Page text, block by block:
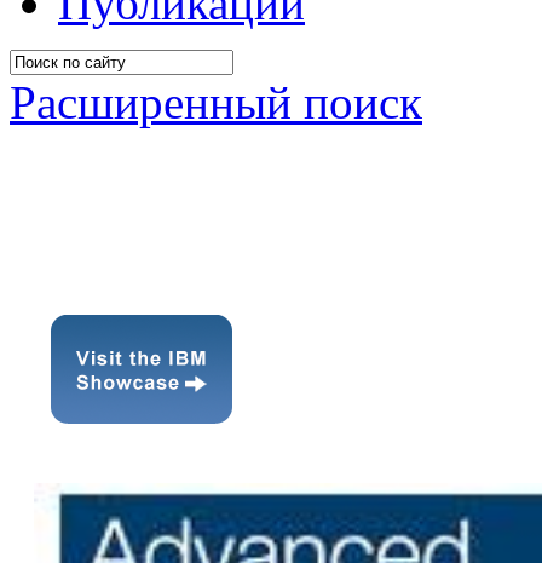
Расширенный поиск